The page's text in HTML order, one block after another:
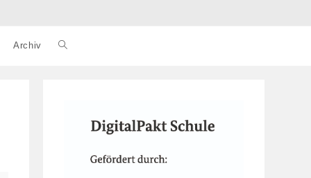
Archiv Website-
umschalten